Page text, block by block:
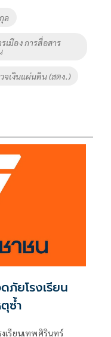
ล
มือง การสื่อสาร
จเงินแผ่นดิน (สตง.)
ภัยโรงเรียน
ซ้ำ
เรียนเทพศิรินทร์